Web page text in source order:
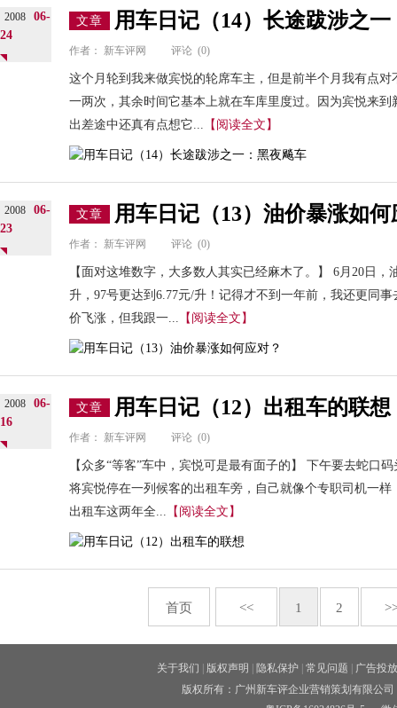
2008
06-
24
文章 用车日记（14）长途跋涉之
作者： 新车评网 评论 (0)
这个月轮到我来做宾悦的轮席车主，但是前半个月我有点
一两次，其余时间它基本上就在车库里度过。因为宾悦来
出差途中还真有点想它... 【阅读全文】
2008
06-
23
文章 用车日记（13）油价暴涨如何
作者： 新车评网 评论 (0)
【面对这堆数字，大多数人其实已经麻木了。】 6月20日
升，97号更达到6.77元/升！记得才不到一年前，我还更同
价飞涨，但我跟一... 【阅读全文】
2008
06-
16
文章 用车日记（12）出租车的联想
作者： 新车评网 评论 (0)
【众多“等客”车中，宾悦可是最有面子的】 下午要去蛇口
将宾悦停在一列候客的出租车旁，自己就像个专职司机一
出租车这两年全... 【阅读全文】
首页 << 1 2
关于我们 版权声明 隐私保护 常见问题
广告投放
版权所有：广州新车评企业营销策划有限公